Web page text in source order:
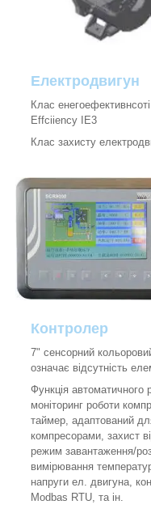
Електродвигун
Клас
Effciiency IE3
Клас захисту
Контролер
7" сенсорний
означає відсутність
Функція
моніторинг роботи
таймер, адаптований
компресорами, захист
режим завантаження/
вимірювання
напруги ел. двигуна,
Modbas RTU, та ін.